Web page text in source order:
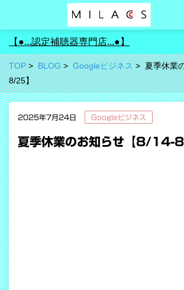
【●...認定補聴器専門店...●】
TOP BLOG Googleビジネス
夏季休業
8/25】
2025年7月24日 Googleビジネス
夏季休業のお知らせ【8/14-